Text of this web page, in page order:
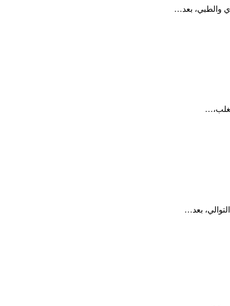
والطبي، بعد…
بعد…